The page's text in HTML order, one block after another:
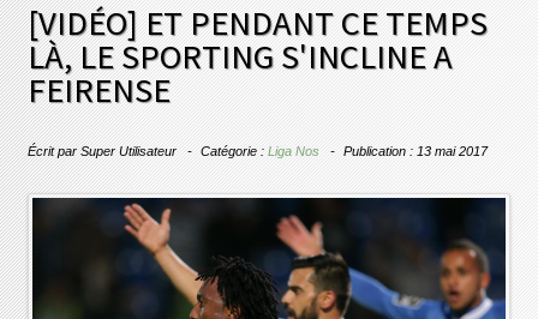
[VIDÉO] ET PENDANT CE TEMPS
LÀ, LE SPORTING S'INCLINE A
FEIRENSE
Écrit parSuper Utilisateur Catégorie :Liga Nos Publication : 13 mai 2017